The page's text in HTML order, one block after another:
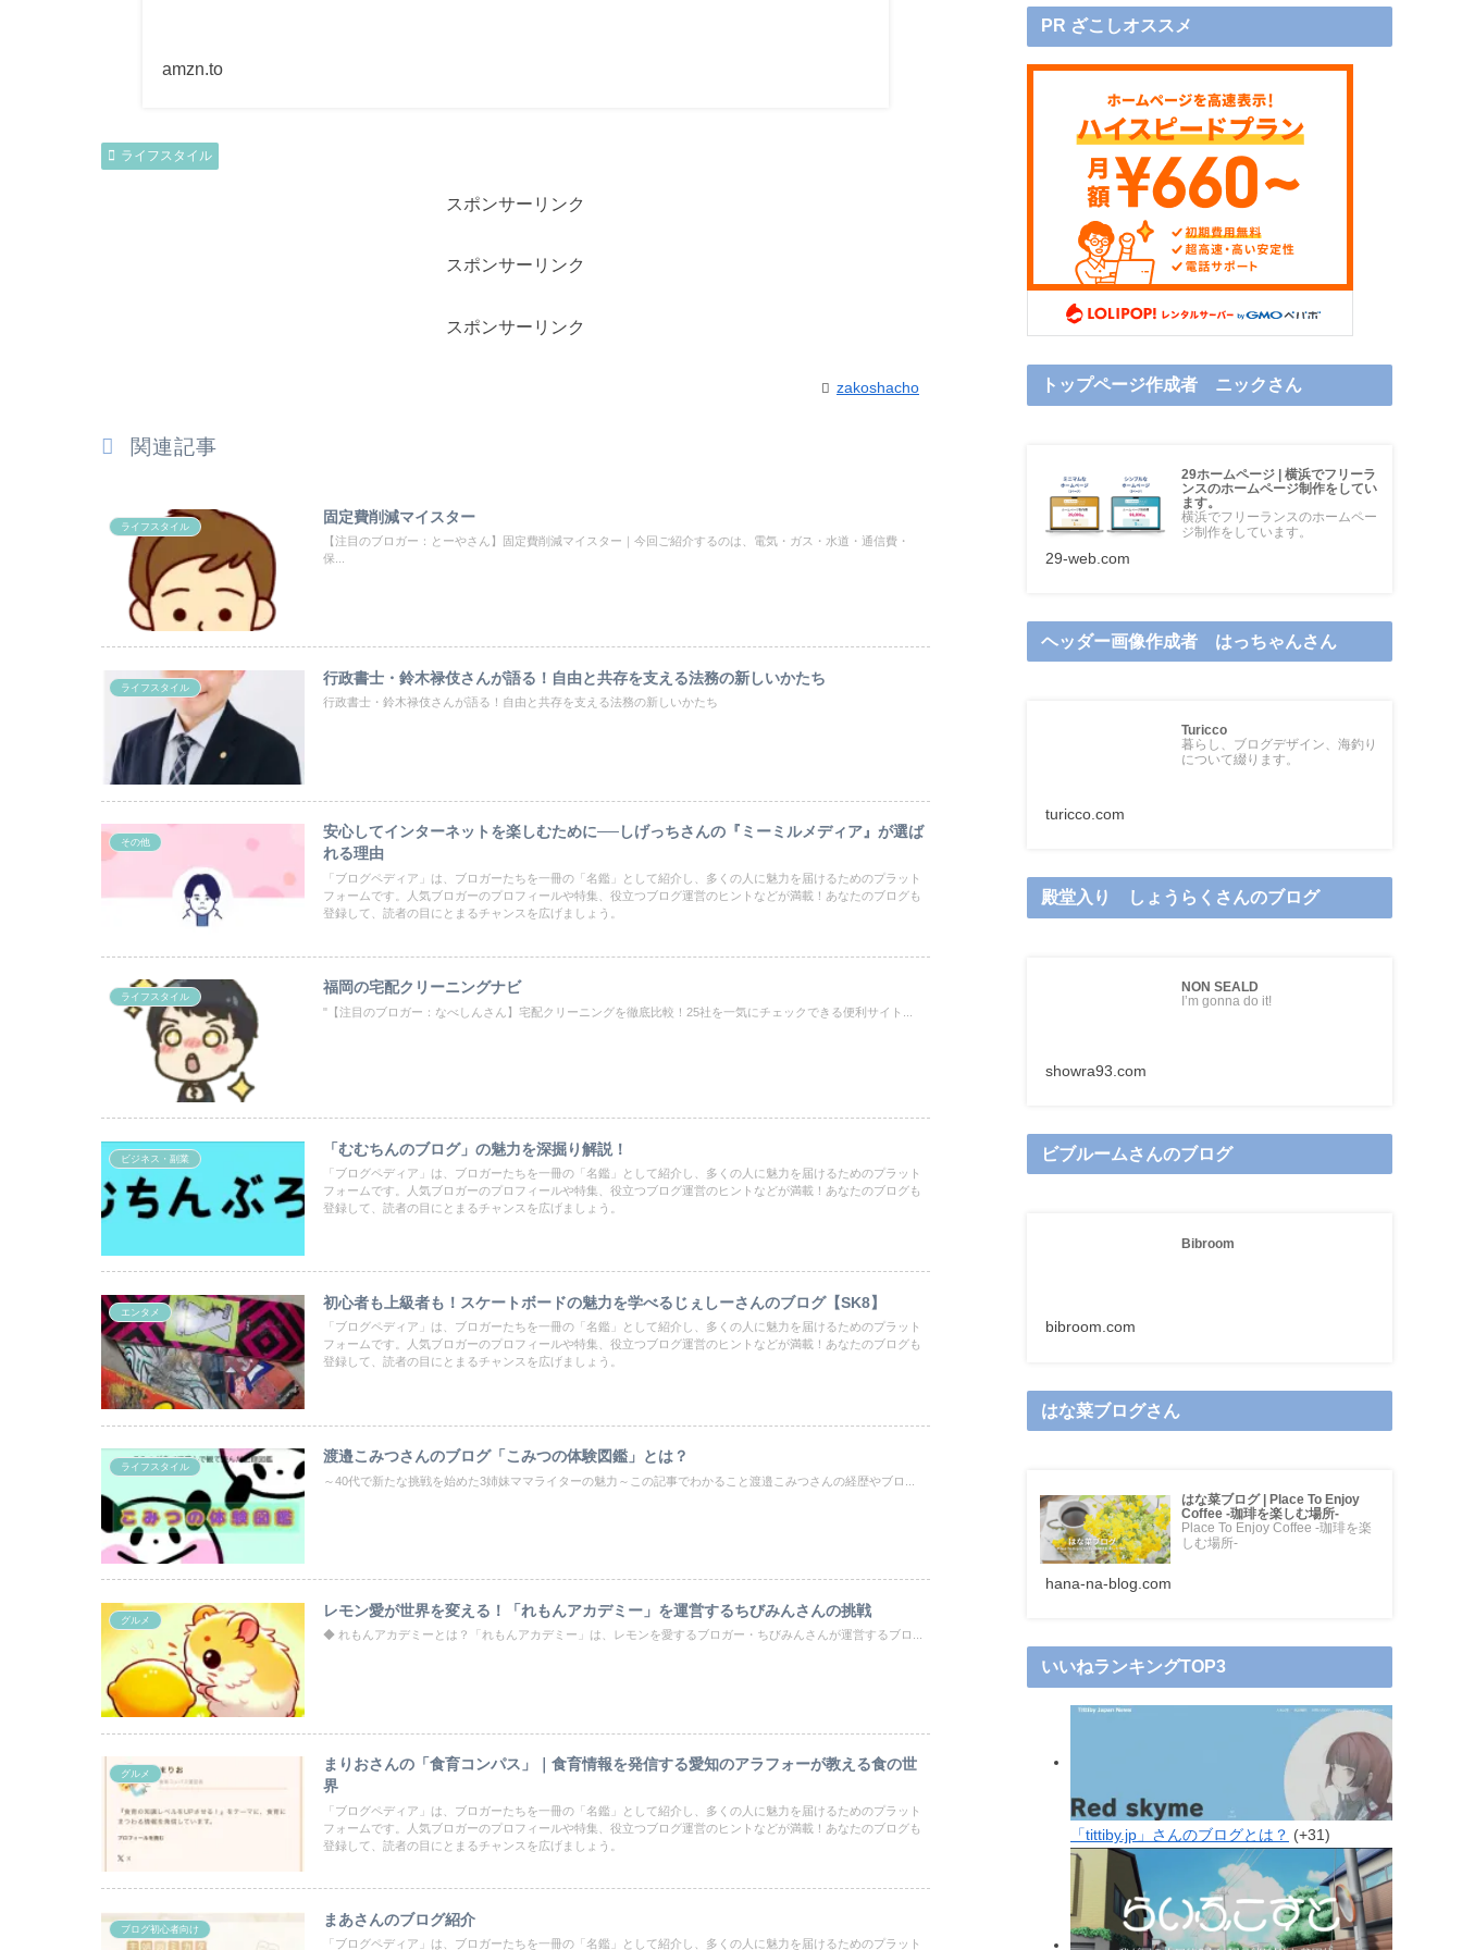
amzn.to
ライフスタイル
スポンサーリンク
スポンサーリンク
スポンサーリンク
zakoshacho
関連記事
ライフスタイル
固定費削減マイスター
【注目のブロガー：とーやさん】固定費削減マイスター｜今回ご紹介するのは、電気・ガス・水道・通信費・
保...
ライフスタイル
行政書士・鈴木禄伎さんが語る！自由と共存を支える法務の新しいかたち
行政書士・鈴木禄伎さんが語る！自由と共存を支える法務の新しいかたち
その他
安心してインターネットを楽しむために──しげっちさんの『ミーミルメディア』が選ば
れる理由
「ブログペディア」は、ブロガーたちを一冊の「名鑑」として紹介し、多くの人に魅力を届けるためのプラット
フォームです。人気ブロガーのプロフィールや特集、役立つブログ運営のヒントなどが満載！あなたのブログも
登録して、読者の目にとまるチャンスを広げましょう。
ライフスタイル
福岡の宅配クリーニングナビ
"【注目のブロガー：なべしんさん】宅配クリーニングを徹底比較！25社を一気にチェックできる便利サイト...
ビジネス・副業
「むむちんのブログ」の魅力を深掘り解説！
「ブログペディア」は、ブロガーたちを一冊の「名鑑」として紹介し、多くの人に魅力を届けるためのプラット
フォームです。人気ブロガーのプロフィールや特集、役立つブログ運営のヒントなどが満載！あなたのブログも
登録して、読者の目にとまるチャンスを広げましょう。
エンタメ
初心者も上級者も！スケートボードの魅力を学べるじぇしーさんのブログ【SK8】
「ブログペディア」は、ブロガーたちを一冊の「名鑑」として紹介し、多くの人に魅力を届けるためのプラット
フォームです。人気ブロガーのプロフィールや特集、役立つブログ運営のヒントなどが満載！あなたのブログも
登録して、読者の目にとまるチャンスを広げましょう。
ライフスタイル
渡邉こみつさんのブログ「こみつの体験図鑑」とは？
～40代で新たな挑戦を始めた3姉妹ママライターの魅力～この記事でわかること渡邉こみつさんの経歴やブロ...
グルメ
レモン愛が世界を変える！「れもんアカデミー」を運営するちびみんさんの挑戦
◆ れもんアカデミーとは？「れもんアカデミー」は、レモンを愛するブロガー・ちびみんさんが運営するブロ...
グルメ
まりおさんの「食育コンパス」｜食育情報を発信する愛知のアラフォーが教える食の世
界
「ブログペディア」は、ブロガーたちを一冊の「名鑑」として紹介し、多くの人に魅力を届けるためのプラット
フォームです。人気ブロガーのプロフィールや特集、役立つブログ運営のヒントなどが満載！あなたのブログも
登録して、読者の目にとまるチャンスを広げましょう。
ブログ初心者向け
まあさんのブログ紹介
「ブログペディア」は、ブロガーたちを一冊の「名鑑」として紹介し、多くの人に魅力を届けるためのプラット
PR ざこしオススメ
トップページ作成者 ニックさん
29ホームページ | 横浜でフリーラ
ンスのホームページ制作をしてい
ます。
横浜でフリーランスのホームペー
ジ制作をしています。
29-web.com
ヘッダー画像作成者 はっちゃんさん
Turicco
暮らし、ブログデザイン、海釣り
について綴ります。
turicco.com
殿堂入り しょうらくさんのブログ
NON SEALD
I’m gonna do it!
showra93.com
ビブルームさんのブログ
Bibroom
bibroom.com
はな菜ブログさん
はな菜ブログ | Place To Enjoy
Coffee -珈琲を楽しむ場所-
Place To Enjoy Coffee -珈琲を楽
しむ場所-
hana-na-blog.com
いいねランキングTOP3
「tittiby.jp」さんのブログとは？ +31